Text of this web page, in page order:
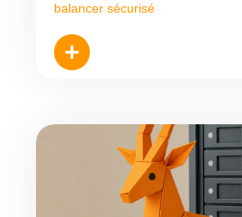
balancer sécurisé